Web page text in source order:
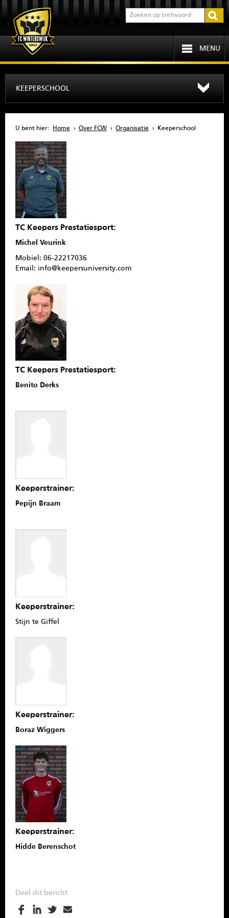
MENU
INFORMATIE
JEUGD
SENIOREN
SPONSOREN
CONTACT
MENU
KEEPERSCHOOL
U bent hier: Home › Over FCW › Organisatie › Keeperschool
TC Keepers Prestatiesport:
Michel Veurink
Mobiel: 06-22217036
Email: info@keepersuniversity.com
TC Keepers Prestatiesport:
Benito Derks
Keeperstrainer:
Pepijn Braam
Keeperstrainer:
Stijn te Giffel
Keeperstrainer:
Boraz Wiggers
Keeperstrainer:
Hidde Berenschot
Deel dit bericht